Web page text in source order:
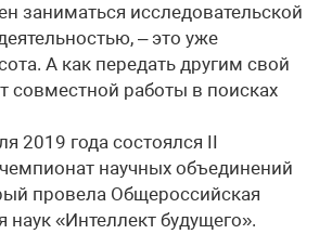
заниматься исследовательской
– это уже
А как передать другим свой
совместной работы в поисках
2019 года состоялся II
научных объединений
провела Общероссийская
«Интеллект будущего».